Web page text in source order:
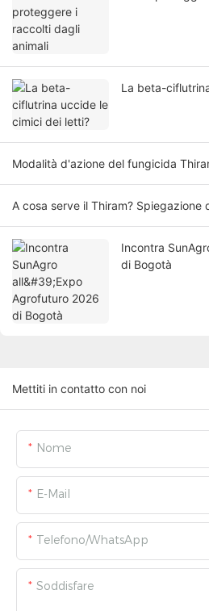
La beta-
Modalità d'azione del fungicida
A cosa serve il Thiram?
Incontra
di Bogotà
Mettiti in contatto con noi
Nome
E-Mail
Telefono/WhatsApp
Soddisfare